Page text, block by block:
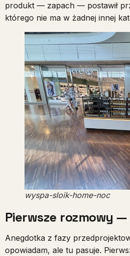
produkt — zapach — postawił
którego nie ma w żadnej innej
wyspa-sloik-home-noc
Pierwsze rozmowy —
Anegdotka z fazy
opowiadam, ale tu pasuje.